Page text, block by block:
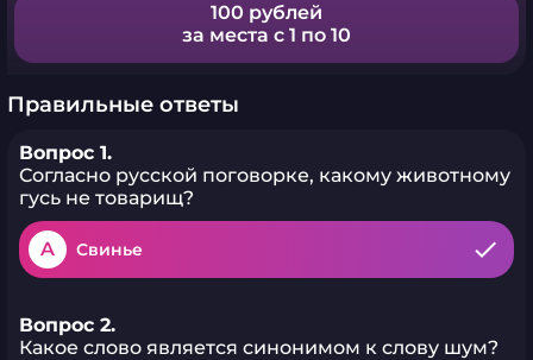
100 рублей
за места с 1 по 10
Правильные ответы
Вопрос 1.
Согласно русской поговорке, какому животному
гусь не товарищ?
A Свинье
Вопрос 2.
Какое слово является синонимом к слову шум?